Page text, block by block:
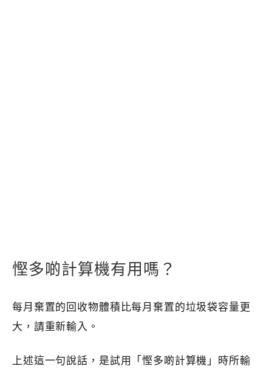
慳多啲計算機有用嗎？
每月棄置的回收物體積比每月棄置的垃圾袋容量更
大，請重新輸入。
上述這一句說話，是試用「慳多啲計算機」時所輸